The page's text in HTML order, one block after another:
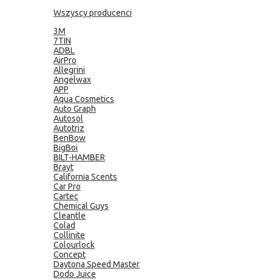
Wszyscy producenci
3M
7TIN
ADBL
AirPro
Allegrini
Angelwax
APP
Aqua Cosmetics
Auto Graph
Autosol
Autotriz
BenBow
BigBoi
BILT-HAMBER
Brayt
California Scents
Car Pro
Cartec
Chemical Guys
Cleantle
Colad
Collinite
Colourlock
Concept
Daytona Speed Master
Dodo Juice